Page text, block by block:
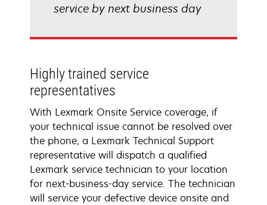
service by next business day
Highly trained service
representatives
With Lexmark Onsite Service coverage, if
your technical issue cannot be resolved over
the phone, a Lexmark Technical Support
representative will dispatch a qualified
Lexmark service technician to your location
for next-business-day service. The technician
will service your defective device onsite and